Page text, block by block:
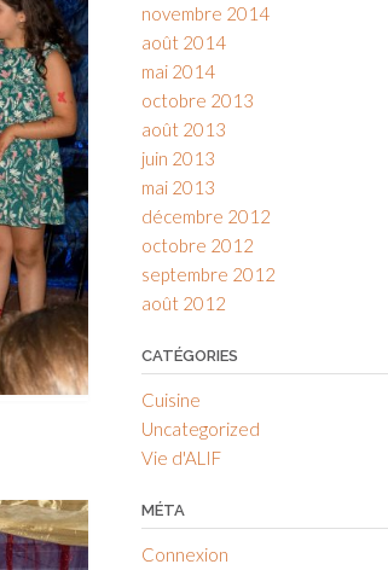
novembre 2014
août 2014
mai 2014
octobre 2013
août 2013
juin 2013
mai 2013
décembre 2012
octobre 2012
septembre 2012
août 2012
CATÉGORIES
Cuisine
Uncategorized
Vie d'ALIF
MÉTA
Connexion